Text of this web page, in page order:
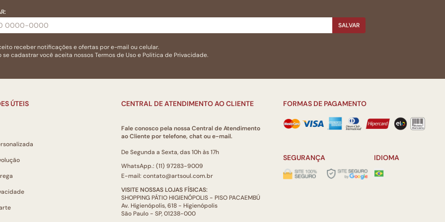
SALVAR
receber notificações e ofertas por e-mail ou celular.
se cadastrar você aceita nossosTermos de Usoe Politica de Privacidade.
ÚTEIS CENTRAL DE ATENDIMENTO AO CLIENTE
Fale conosco pela nossa Central de Atendimento
ao Cliente por telefone, chat ou e-mail.
De Segunda a Sexta, das 10h às 17h
WhatsApp.: (11) 97283-9009
E-mail: contato@artsoul.com.br
VISITE NOSSAS LOJAS FÍSICAS:
SHOPPING PÁTIO HIGIENÓPOLIS - PISO PACAEMBÚ
Av. Higienópolis, 618 - Higienópolis
São Paulo - SP, 01238-000
FORMAS DE PAGAMENTO
SEGURANÇA IDIOMA